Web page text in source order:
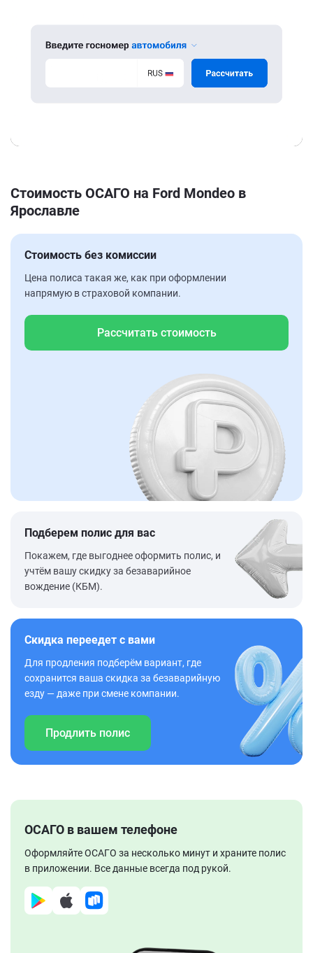
Стоимость ОСАГО на Ford Mondeo в
Ярославле
Стоимость без комиссии
Цена полиса такая же, как при оформлении
напрямую в страховой компании.
Рассчитать стоимость
Подберем полис для вас
Покажем, где выгоднее оформить полис, и
учтём вашу скидку за безаварийное
вождение (КБМ).
Скидка переедет с вами
Для продления подберём вариант, где
сохранится ваша скидка за безаварийную
езду — даже при смене компании.
Продлить полис
ОСАГО в вашем телефоне
Оформляйте ОСАГО за несколько минут и храните полис
в приложении. Все данные всегда под рукой.